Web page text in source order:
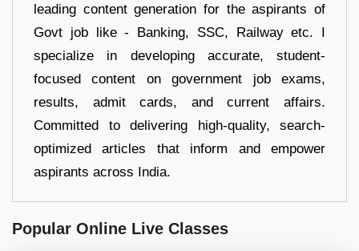
leading content generation for the aspirants of
Govt job like - Banking, SSC, Railway etc. I
specialize in developing accurate, student-
focused content on government job exams,
results, admit cards, and current affairs.
Committed to delivering high-quality, search-
optimized articles that inform and empower
aspirants across India.
Popular Online Live Classes